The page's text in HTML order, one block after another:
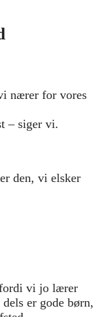
nærer for vores
– siger vi.
den, vi elsker
vi jo lærer
er gode børn,